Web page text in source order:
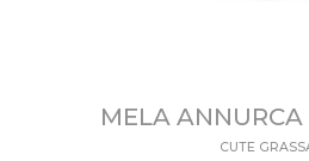
MELA
CUTE